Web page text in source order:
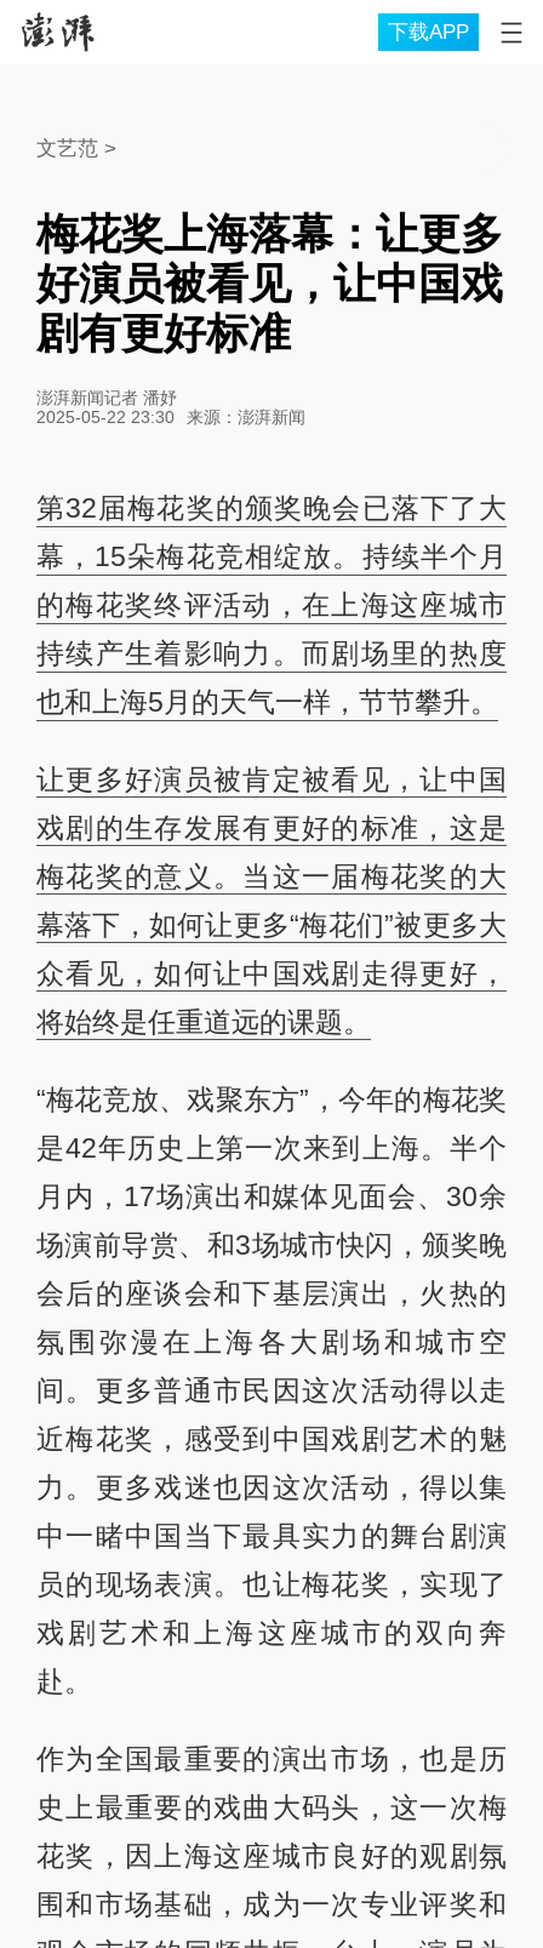
下载APP
文艺范>
梅花奖上海落幕：让更多
好演员被看见，让中国戏
剧有更好标准
澎湃新闻记者 潘妤
2025-05-22 23:30
来源： 澎湃新闻
第32届梅花奖的颁奖晚会已落下了大
幕，15朵梅花竞相绽放。持续半个月
的梅花奖终评活动，在上海这座城市
持续产生着影响力。而剧场里的热度
也和上海5月的天气一样，节节攀升。
让更多好演员被肯定被看见，让中国
戏剧的生存发展有更好的标准，这是
梅花奖的意义。当这一届梅花奖的大
幕落下，如何让更多“梅花们”被更多大
众看见，如何让中国戏剧走得更好，
将始终是任重道远的课题。
“梅花竞放、戏聚东方”，今年的梅花奖
是42年历史上第一次来到上海。半个
月内，17场演出和媒体见面会、30余
场演前导赏、和3场城市快闪，颁奖晚
会后的座谈会和下基层演出，火热的
氛围弥漫在上海各大剧场和城市空
间。更多普通市民因这次活动得以走
近梅花奖，感受到中国戏剧艺术的魅
力。更多戏迷也因这次活动，得以集
中一睹中国当下最具实力的舞台剧演
员的现场表演。也让梅花奖，实现了
戏剧艺术和上海这座城市的双向奔
赴。
作为全国最重要的演出市场，也是历
史上最重要的戏曲大码头，这一次梅
花奖，因上海这座城市良好的观剧氛
围和市场基础，成为一次专业评奖和